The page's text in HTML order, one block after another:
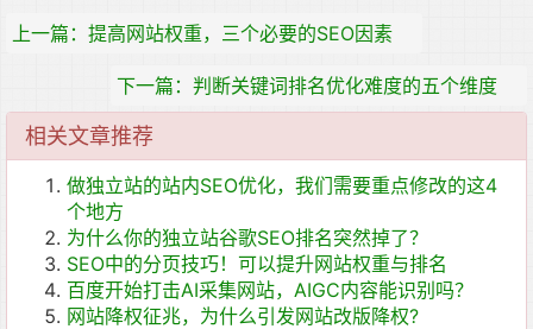
上一篇：提高网站权重，三个必要的SEO因素
下一篇：判断关键词排名优化难度的五个维度
相关文章推荐
做独立站的站内SEO优化，我们需要重点修改的这4
个地方
为什么你的独立站谷歌SEO排名突然掉了？
SEO中的分页技巧！可以提升网站权重与排名
百度开始打击AI采集网站，AIGC内容能识别吗？
网站降权征兆，为什么引发网站改版降权?